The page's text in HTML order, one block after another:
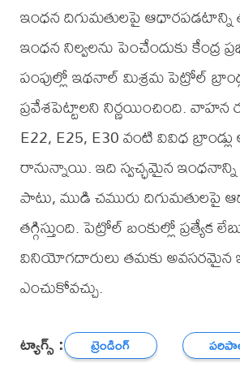
ఇంధన దిగుమతులపై ఆధారపడటాన్ని
ఇంధన నిల్వలను పెంచేందుకు కేంద్ర
పంపుల్లో ఇథనాల్ మిశ్రమ పెట్రోల్
ప్రవేశపెట్టాలని నిర్ణయించింది. వాహన
E22, E25, E30 వంటి వివిధ
రానున్నాయి. ఇది స్వచ్ఛమైన
పాటు, ముడి చమురు దిగుమతులపై
తగ్గిస్తుంది. పెట్రోల్ బంకుల్లో ప్రత్యేక
వినియోగదారులు తమకు
ఎంచుకోవచ్చు.
ట్యాగ్స్ : ట్రెండింగ్